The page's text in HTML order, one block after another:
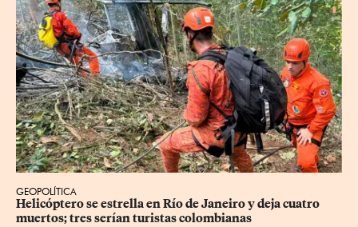
GEOPOLÍTICA
Helicóptero se estrella en Río de Janeiro y deja cuatro
muertos; tres serían turistas colombianas